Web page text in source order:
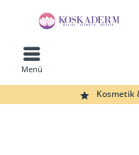
Kosmetik
Menü